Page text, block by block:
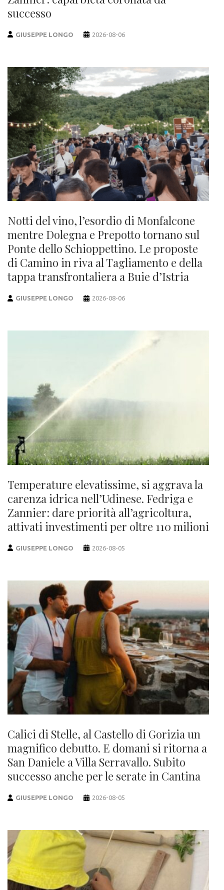
successo
GIUSEPPE LONGO 2026-08-06
Notti del vino, l’esordio di Monfalcone
mentre Dolegna e Prepotto tornano sul
Ponte dello Schioppettino. Le proposte
di Camino in riva al Tagliamento e della
tappa transfrontaliera a Buie d’Istria
GIUSEPPE LONGO 2026-08-06
Temperature elevatissime, si aggrava la
carenza idrica nell’Udinese. Fedriga e
Zannier: dare priorità all’agricoltura,
attivati investimenti per oltre 110 milioni
GIUSEPPE LONGO 2026-08-05
Calici di Stelle, al Castello di Gorizia un
magnifico debutto. E domani si ritorna a
San Daniele a Villa Serravallo. Subito
successo anche per le serate in Cantina
GIUSEPPE LONGO 2026-08-05